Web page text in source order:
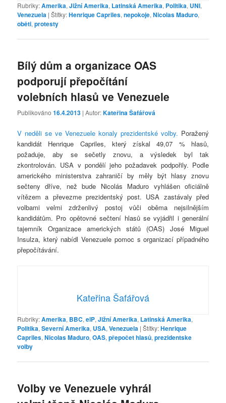
Rubriky:Amerika,Jižní Amerika, Latinská Amerika, Politika, UNI,
Venezuela |Štítky:Henrique Capriles,nepokoje,Nicolas Maduro,
oběti,protesty
Bílý dům a organizace OAS
podporují přepočítání
volebních hlasů ve Venezuele
Publikováno16.4.2013 | Autor:Kateřina Šafářová
V neděli se ve Venezuele konaly prezidentské volby. Poražený
kandidát Henrique Capriles, který získal 49,07 % hlasů,
požaduje, aby se sečetly znovu, a výsledek byl tak
zkontrolován. USA v pondělí jeho požadavek podpořily. Podle
amerického ministerstva zahraničí by měly být hlasy znovu
sečteny dříve, než bude Nicolás Maduro vyhlášen oficiálně
vítězem a převezme prezidentský post. USA zastávaly před
volbami velmi zdrženlivý postoj vůči oběma nejsilnějším
kandidátům. Pro opětovné sečtení hlasů se vyjádřil i generální
tajemník Organizace amerických států (OAS) José Miguel
Insulza, který nabídl Venezuele pomoc s organizací případného
přepočítávání.
Kateřina Šafářová
Rubriky:Amerika, BBC,elP,Jižní Amerika, Latinská Amerika,
Politika,Severní Amerika, USA,Venezuela |Štítky:Henrique
Capriles,Nicolas Maduro,OAS,přepočet hlasů,prezidentske
volby
Volby ve Venezuele vyhrál